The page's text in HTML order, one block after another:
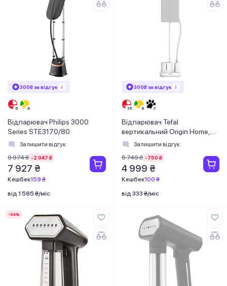
300₴ за відгук
Відпарювач Philips 3000
Series STE3170/80
Залишити відгук
9 974 ₴ -2 047 ₴
7 927 ₴
Кешбек159 ₴
від 1 585 ₴/міс
300₴ за відгук
Відпарювач Tefal
вертикальний Origin Home,
2000Вт, 1400мл, 42г/хв,
Залишити відгук
5 749 ₴ -750 ₴
4 999 ₴
Кешбек100 ₴
від 333 ₴/міс
-54%